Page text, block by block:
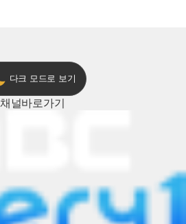
다크 모드로 보기
채널바로가기